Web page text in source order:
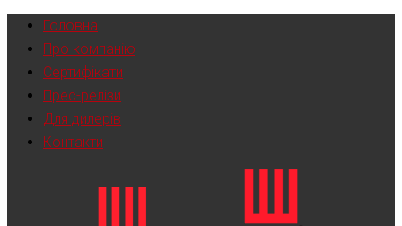
Головна
Про компанію
Сертифікати
Прес-релізи
Для дилерів
Контакти